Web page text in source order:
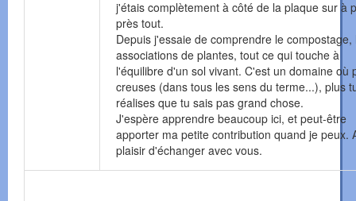
j'étais complètement à côté de la plaque sur à
près tout.
Depuis j'essaie de comprendre le compostage,
associations de plantes, tout ce qui touche à
l'équilibre d'un sol vivant. C'est un domaine où
creuses (dans tous les sens du terme...), plus
réalises que tu sais pas grand chose.
J'espère apprendre beaucoup ici, et peut-être
apporter ma petite contribution quand je peux.
plaisir d'échanger avec vous.